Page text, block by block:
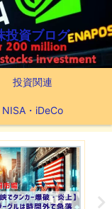
投資ブログ
投資関連
NISA・iDeCo